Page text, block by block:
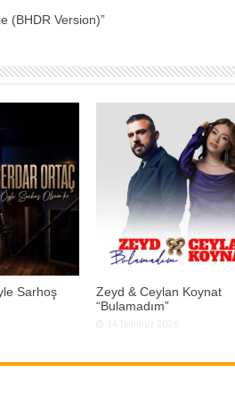
(BHDR Version)”
Sarhoş
Zeyd & Ceylan Koynat
“Bulamadım”